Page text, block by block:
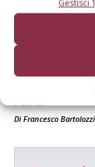
Gestisci
Michele
rara
DiFrancesco Bartolozzi